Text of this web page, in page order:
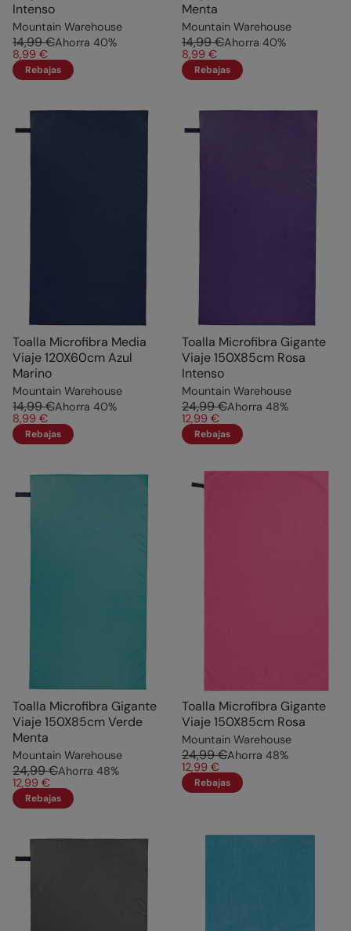
Intenso
Mountain Warehouse
14,99 €Ahorra 40%
8,99 €
Rebajas
Menta
Mountain Warehouse
14,99 €Ahorra 40%
8,99 €
Rebajas
Toalla Microfibra Media
Viaje 120X60cm Azul
Marino
Mountain Warehouse
14,99 €Ahorra 40%
8,99 €
Rebajas
Toalla Microfibra Gigante
Viaje 150X85cm Rosa
Intenso
Mountain Warehouse
24,99 €Ahorra 48%
12,99 €
Rebajas
Toalla Microfibra Gigante
Viaje 150X85cm Verde
Menta
Mountain Warehouse
24,99 €Ahorra 48%
12,99 €
Rebajas
Toalla Microfibra Gigante
Viaje 150X85cm Rosa
Mountain Warehouse
24,99 €Ahorra 48%
12,99 €
Rebajas